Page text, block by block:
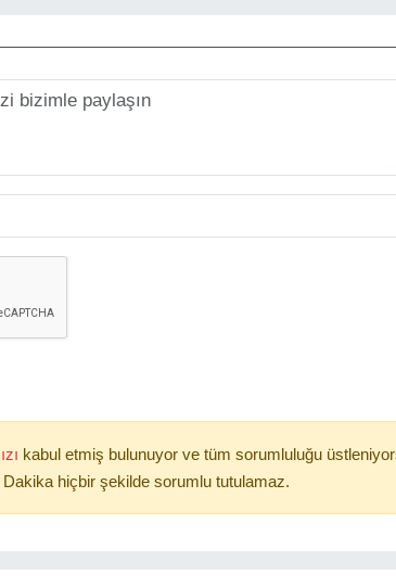
kabul etmiş bulunuyor ve tüm sorumluluğu
hiçbir şekilde sorumlu tutulamaz.